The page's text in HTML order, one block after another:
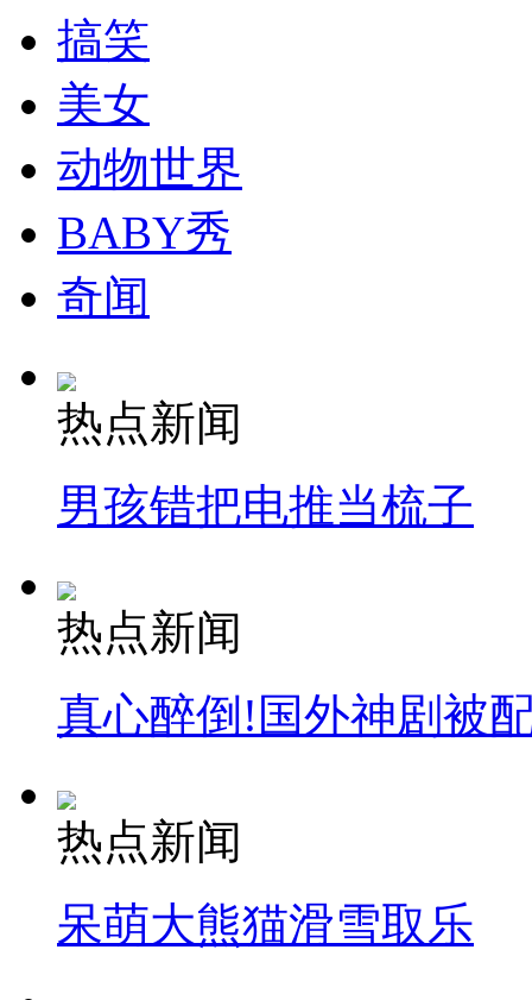
搞笑
美女
动物世界
BABY秀
奇闻
热点新闻
男孩错把电推当梳子
热点新闻
真心醉倒!国外神剧被
热点新闻
呆萌大熊猫滑雪取乐